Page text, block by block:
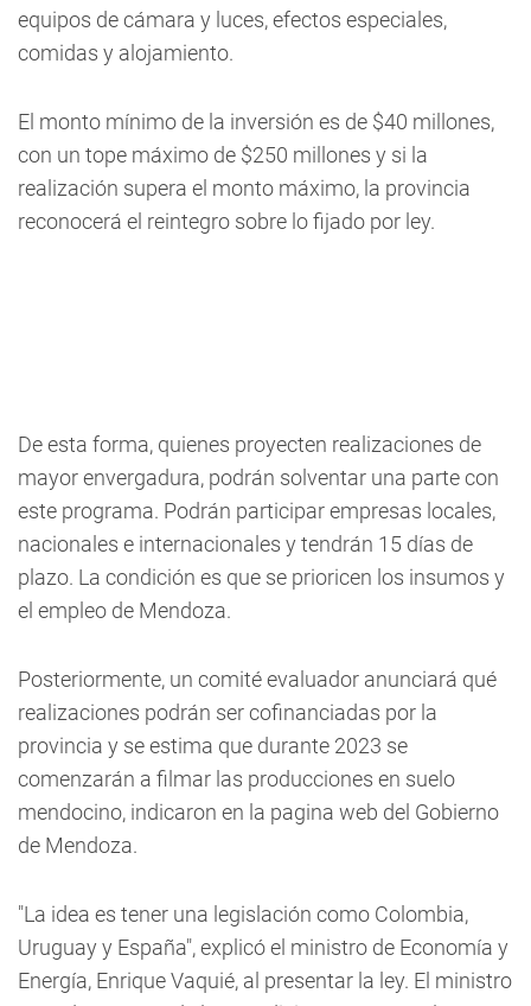
equipos de cámara y luces, efectos especiales,
comidas y alojamiento.
El monto mínimo de la inversión es de $40 millones,
con un tope máximo de $250 millones y si la
realización supera el monto máximo, la provincia
reconocerá el reintegro sobre lo fijado por ley.
De esta forma, quienes proyecten realizaciones de
mayor envergadura, podrán solventar una parte con
este programa. Podrán participar empresas locales,
nacionales e internacionales y tendrán 15 días de
plazo. La condición es que se prioricen los insumos y
el empleo de Mendoza.
Posteriormente, un comité evaluador anunciará qué
realizaciones podrán ser cofinanciadas por la
provincia y se estima que durante 2023 se
comenzarán a filmar las producciones en suelo
mendocino, indicaron en la pagina web del Gobierno
de Mendoza.
"La idea es tener una legislación como Colombia,
Uruguay y España", explicó el ministro de Economía y
Energía, Enrique Vaquié, al presentar la ley. El ministro